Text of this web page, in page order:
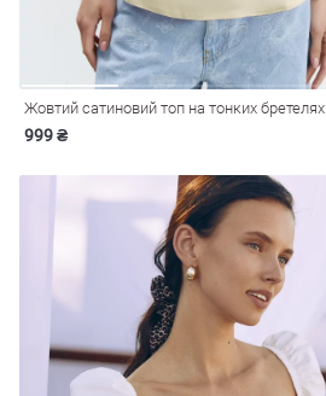
Жовтий сатиновий топ на тонких бретелях
999 ₴